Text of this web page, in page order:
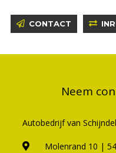
CONTACT
Neem
Autobedrijf van Schijndel
Molenrand 10 |